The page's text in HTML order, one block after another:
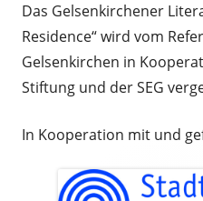
Das Gelsenkirchener
Residence“ wird vom
Gelsenkirchen in
Stiftung und der SEG
In Kooperation mit und